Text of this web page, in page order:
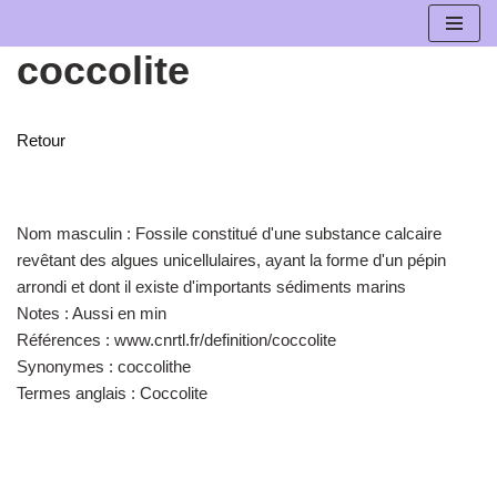
Aller
au
coccolite
Retour
Nom masculin : Fossile constitué d'une substance calcaire
revêtant des algues unicellulaires, ayant la forme d'un pépin
arrondi et dont il existe d'importants sédiments marins
Notes : Aussi en min
Références : www.cnrtl.fr/definition/coccolite
Synonymes : coccolithe
Termes anglais : Coccolite